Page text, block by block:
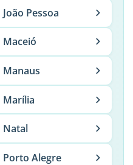
Pessoa
Maceió
Manaus
Marília
Natal
Porto Alegre